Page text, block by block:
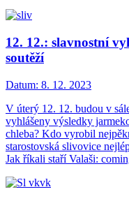
12. 12.: slavnostní
soutěží
Datum: 8. 12. 2023
V úterý 12. 12. budou v
vyhlášeny výsledky
chleba? Kdo vyrobil
starostovská slivovice
Jak říkali staří Valaši: